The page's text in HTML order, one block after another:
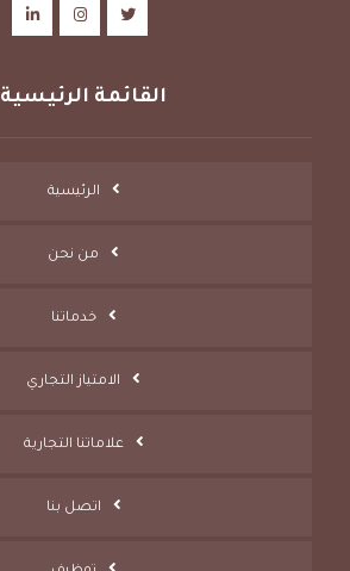
القائمة الرئيسية
الرئيسية
من نحن
خدماتنا
الامتياز التجاري
علاماتنا التجارية
اتصل بنا